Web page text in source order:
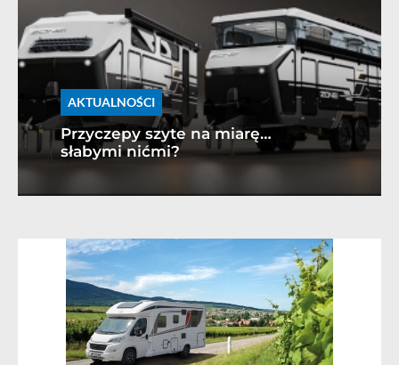
AKTUALNOŚCI
Przyczepy szyte na miarę…
słabymi nićmi?